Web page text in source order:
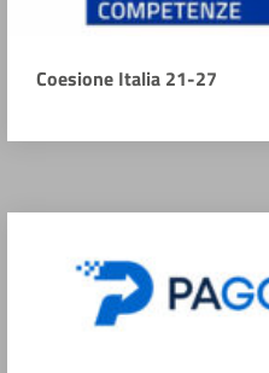
Coesione Italia 21-27